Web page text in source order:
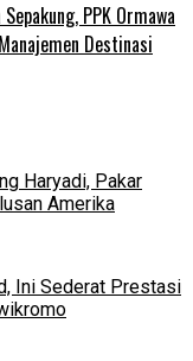
PPK Ormawa
Destinasi
Haryadi, Pakar
Amerika
Ini Sederat Prestasi